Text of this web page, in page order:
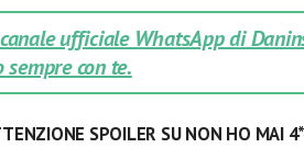
ufficiale WhatsApp di
con te.
SPOILER SU NON HO MAI 4*